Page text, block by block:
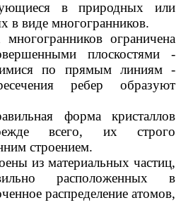
в природных или
в виде многогранников.
ограничена
плоскостями -
по прямым линиям -
ребер образуют
форма кристаллов
всего, их строго
строением.
из материальных частиц,
расположенных в
распределение атомов,